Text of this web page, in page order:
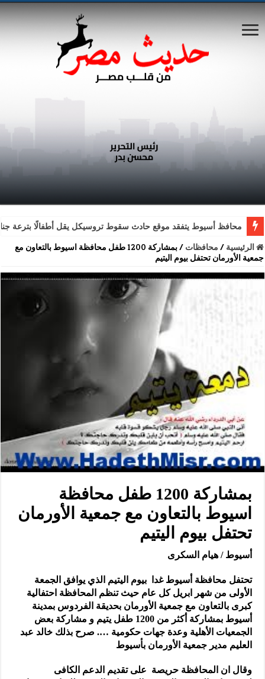
محافظ أسيوط يتفقد موقع حادث سقوط تروسيكل يقل أطفالًا بترعة
الرئيسية / محافظات /
بمشاركة 1200 طفل محافظة اسيوط بالتعاون مع
جمعية الأورمان تحتفل بيوم اليتيم
بمشاركة 1200 طفل محافظة
اسيوط بالتعاون مع جمعية الأورمان
تحتفل بيوم اليتيم
أسيوط / هيام السكرى
تحتفل محافظة أسيوط غدا بيوم اليتيم الذي يوافق الجمعة
الأولى من شهر ابريل كل عام حيث تنظم المحافظة احتفالية
كبرى بالتعاون مع جمعية الأورمان بحديقة الفردوس بمدينة
أسيوط بمشاركة أكثر من 1200 طفل يتيم و مشاركة بعض
الجمعيات الأهلية وعدة جهات حكومية …. صرح بذلك خالد عبد
العليم مدير جمعية الأورمان بأسيوط
وقال ان المحافظة حريصة على تقديم الدعم الكافى